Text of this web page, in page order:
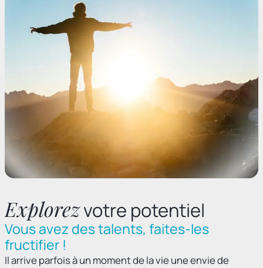
Explorezvotre potentiel
Vous avez des talents, faites-les
fructifier !
Il arrive parfois à un moment de la vie une envie de